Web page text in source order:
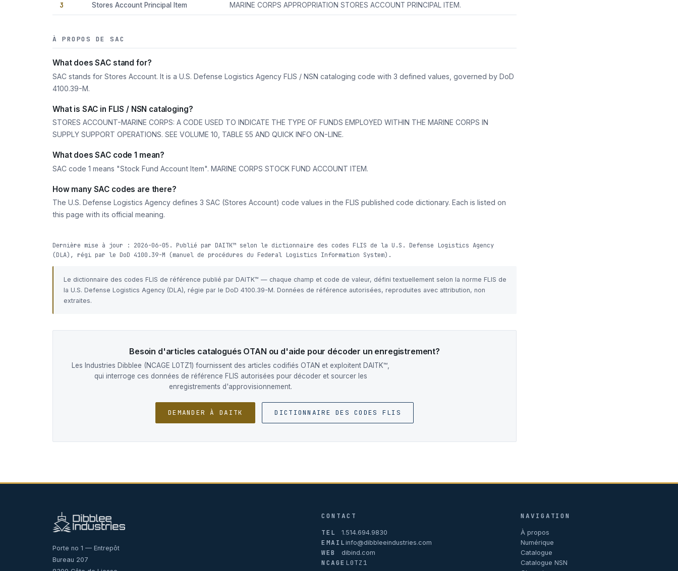
3 Stores Account Principal Item MARINE CORPS APPROPRIATION STORES ACCOUNT PRINCIPAL ITEM.
À PROPOS DE SAC
What does SAC stand for?
SAC stands for Stores Account. It is a U.S. Defense Logistics Agency FLIS / NSN cataloging code with 3 defined values, governed by DoD
4100.39-M.
What is SAC in FLIS / NSN cataloging?
STORES ACCOUNT-MARINE CORPS: A CODE USED TO INDICATE THE TYPE OF FUNDS EMPLOYED WITHIN THE MARINE CORPS IN
SUPPLY SUPPORT OPERATIONS. SEE VOLUME 10, TABLE 55 AND QUICK INFO ON-LINE.
What does SAC code 1 mean?
SAC code 1 means "Stock Fund Account Item". MARINE CORPS STOCK FUND ACCOUNT ITEM.
How many SAC codes are there?
The U.S. Defense Logistics Agency defines 3 SAC (Stores Account) code values in the FLIS published code dictionary. Each is listed on
this page with its official meaning.
Dernière mise à jour : 2026-06-05. Publié par DAITK™ selon le dictionnaire des codes FLIS de la U.S. Defense Logistics Agency
(DLA), régi par le DoD 4100.39-M (manuel de procédures du Federal Logistics Information System).
Le dictionnaire des codes FLIS de référence publié par DAITK™ — chaque champ et code de valeur, défini textuellement selon la norme FLIS de
la U.S. Defense Logistics Agency (DLA), régie par le DoD 4100.39-M. Données de référence autorisées, reproduites avec attribution, non
extraites.
Besoin d'articles catalogués OTAN ou d'aide pour décoder un enregistrement?
Les Industries Dibblee (NCAGE L0TZ1) fournissent des articles codifiés OTAN et exploitent DAITK™,
qui interroge ces données de référence FLIS autorisées pour décoder et sourcer les
enregistrements d'approvisionnement.
DEMANDER À DAITK DICTIONNAIRE DES CODES FLIS
Porte no 1 — Entrepôt
Bureau 207
CONTACT
TEL
1.514.694.9830
EMAILinfo@dibbleeindustries.com
WEB dibind.com
NCAGE L0TZ1
NAVIGATION
À propos
Numérique
Catalogue
Catalogue NSN